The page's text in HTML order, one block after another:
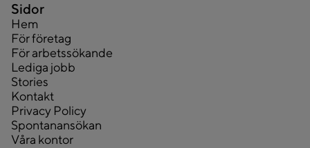
Sidor
Hem
För företag
För arbetssökande
Lediga jobb
Stories
Kontakt
Privacy Policy
Spontanansökan
Våra kontor